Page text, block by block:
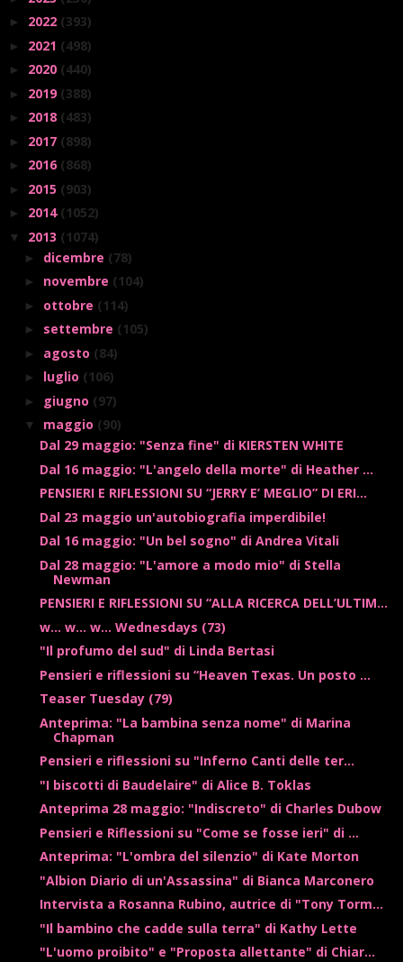
► 2022 (393)
► 2021 (498)
► 2020 (440)
► 2019 (388)
► 2018 (483)
► 2017 (898)
► 2016 (868)
► 2015 (903)
► 2014 (1052)
▼ 2013 (1074)
► dicembre (78)
► novembre (104)
► ottobre (114)
► settembre (105)
► agosto (84)
► luglio (106)
► giugno (97)
▼ maggio (90)
Dal 29 maggio: "Senza fine" di KIERSTEN WHITE
Dal 16 maggio: "L'angelo della morte" di Heather ...
PENSIERI E RIFLESSIONI SU “JERRY E’ MEGLIO” DI ERI...
Dal 23 maggio un'autobiografia imperdibile!
Dal 16 maggio: "Un bel sogno" di Andrea Vitali
Dal 28 maggio: "L'amore a modo mio" di Stella
Newman
PENSIERI E RIFLESSIONI SU “ALLA RICERCA DELL’ULTIM...
w... w... w... Wednesdays (73)
"Il profumo del sud" di Linda Bertasi
Pensieri e riflessioni su “Heaven Texas. Un posto ...
Teaser Tuesday (79)
Anteprima: "La bambina senza nome" di Marina
Chapman
Pensieri e riflessioni su "Inferno Canti delle ter...
"I biscotti di Baudelaire" di Alice B. Toklas
Anteprima 28 maggio: "Indiscreto" di Charles Dubow
Pensieri e Riflessioni su "Come se fosse ieri" di ...
Anteprima: "L'ombra del silenzio" di Kate Morton
"Albion Diario di un'Assassina" di Bianca Marconero
Intervista a Rosanna Rubino, autrice di "Tony Torm...
"Il bambino che cadde sulla terra" di Kathy Lette
"L'uomo proibito" e "Proposta allettante" di Chiar...